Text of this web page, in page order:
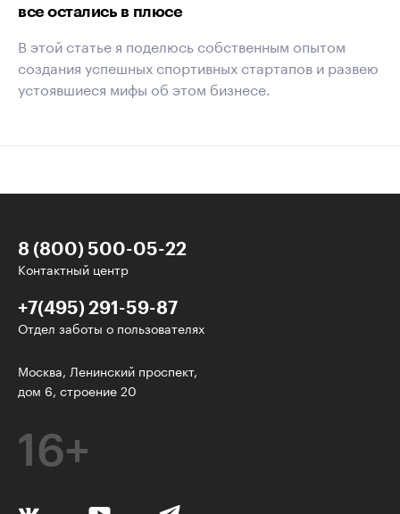
все остались в плюсе
В этой статье я поделюсь собственным опытом
создания успешных спортивных стартапов и развею
устоявшиеся мифы об этом бизнесе.
8 (800) 500-05-22
Контактный центр
+7(495) 291-59-87
Отдел заботы о пользователях
Москва, Ленинский проспект,
дом 6, строение 20
16+
У нас есть классные рассылки!
Электронная почта